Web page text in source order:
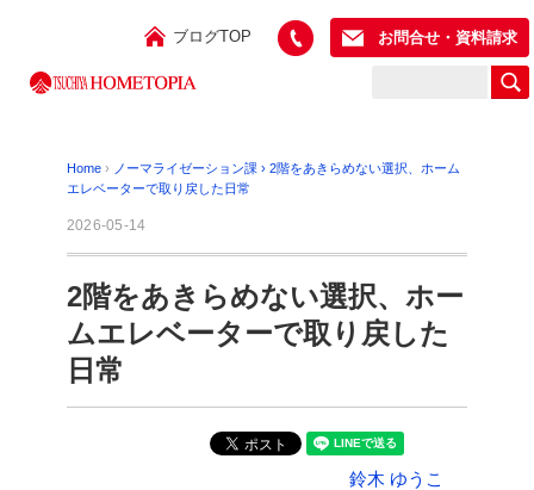
ブログTOP お問合せ・資料請求
Home › ノーマライゼーション課 › 2階をあきらめない選択、ホーム
エレベーターで取り戻した日常
2026-05-14
2階をあきらめない選択、ホー
ムエレベーターで取り戻した
日常
鈴木 ゆうこ